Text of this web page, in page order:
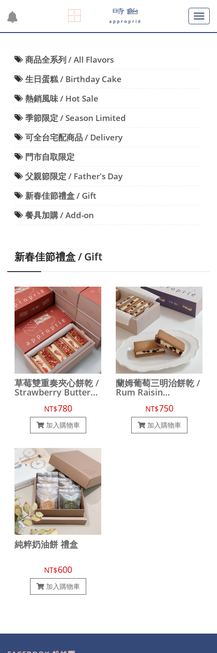
商品全系列 / All Flavors
生日蛋糕 / Birthday Cake
熱銷風味 / Hot Sale
季節限定 / Season Limited
可全台宅配商品 / Delivery
門市自取限定
父親節限定 / Father's Day
新春佳節禮盒 / Gift
餐具加購 / Add-on
新春佳節禮盒 / Gift
草莓雙重奏夾心餅乾 /
Strawberry Butter
NT$780
加入購物車
蘭姆葡萄三明治餅乾 /
Rum Raisin
NT$750
加入購物車
純粹奶油餅 禮盒
NT$600
加入購物車